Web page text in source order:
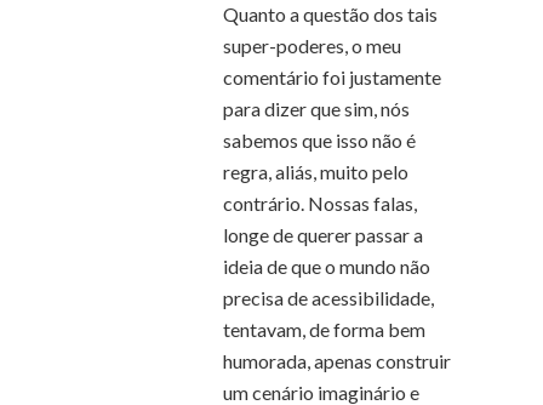
Quanto a questão dos tais
super-poderes, o meu
comentário foi justamente
para dizer que sim, nós
sabemos que isso não é
regra, aliás, muito pelo
contrário. Nossas falas,
longe de querer passar a
ideia de que o mundo não
precisa de acessibilidade,
tentavam, de forma bem
humorada, apenas construir
um cenário imaginário e